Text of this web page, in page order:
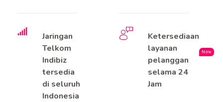
Jaringan
Telkom
Indibiz
tersedia
di seluruh
Indonesia
Ketersediaan
layanan
pelanggan
selama 24
Jam
New